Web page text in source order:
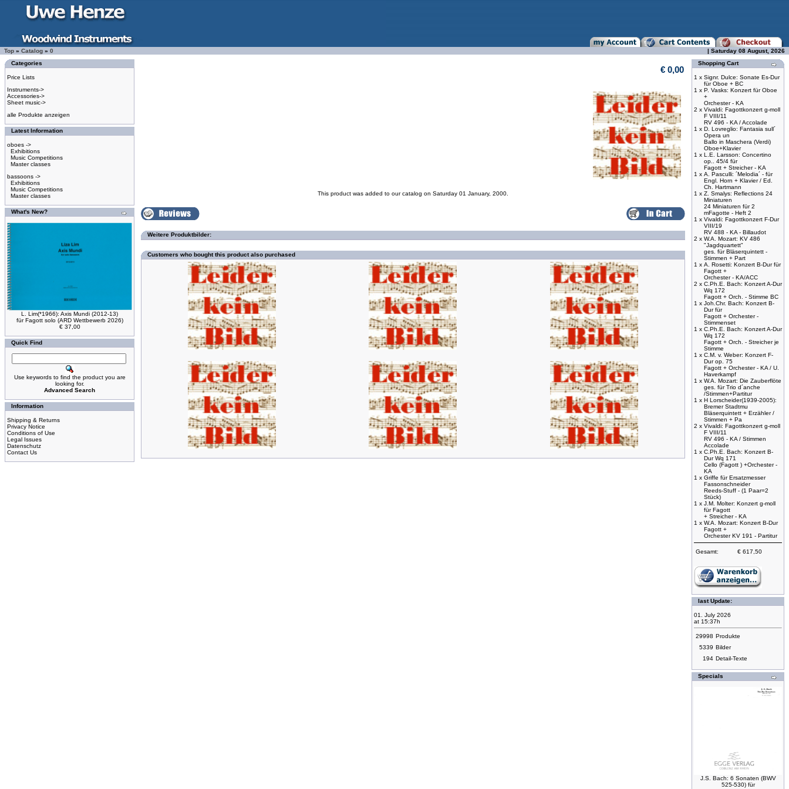
Top » Catalog » 0
| Saturday 08 August, 2026
Categories
Price Lists
Instruments->
Accessories->
Sheet music->
alle Produkte anzeigen
Latest Information
oboes ->
Exhibitions
Music Competitions
Master classes
bassoons ->
Exhibitions
Music Competitions
Master classes
What's New?
L. Lim(*1966): Axis Mundi (2012-13)
für Fagott solo (ARD Wettbewerb 2026)
€ 37,00
Quick Find
Use keywords to find the product you are
looking for.
Advanced Search
Information
Shipping & Returns
Privacy Notice
Conditions of Use
Legal Issues
Datenschutz
Contact Us
€ 0,00
This product was added to our catalog on Saturday 01 January, 2000.
Weitere Produktbilder:
Customers who bought this product also purchased
Shopping Cart
1 x Signr. Dulce: Sonate Es-Dur
für Oboe + BC
1 x P. Vasks: Konzert für Oboe
+
Orchester - KA
2 x Vivaldi: Fagottkonzert g-moll
F VIII/11
RV 496 - KA / Accolade
1 x D. Lovreglio: Fantasia sull´
Opera un
Ballo in Maschera (Verdi)
Oboe+Klavier
1 x L.E. Larsson: Concertino
op.. 45/4 für
Fagott + Streicher - KA
1 x A. Pasculli: ´Melodia´ - für
Engl. Horn + Klavier / Ed.
Ch. Hartmann
1 x Z. Smalys: Reflections 24
Miniaturen
24 Miniaturen für 2
mFagotte - Heft 2
1 x Vivaldi: Fagottkonzert F-Dur
VIII/19
RV 488 - KA - Billaudot
2 x W.A. Mozart: KV 486
"Jagdquartett"
ges. für Bläserquintett -
Stimmen + Part
1 x A. Rosetti: Konzert B-Dur für
Fagott +
Orchester - KA/ACC
2 x C.Ph.E. Bach: Konzert A-Dur
Wq 172
Fagott + Orch. - Stimme BC
1 x Joh.Chr. Bach: Konzert B-
Dur für
Fagott + Orchester -
Stimmenset
1 x C.Ph.E. Bach: Konzert A-Dur
Wq 172
Fagott + Orch. - Streicher je
Stimme
1 x C.M. v. Weber: Konzert F-
Dur op. 75
Fagott + Orchester - KA / U.
Haverkampf
1 x W.A. Mozart: Die Zauberflöte
ges. für Trio d´anche
/Stimmen+Partitur
1 x H Lorscheider(1939-2005):
Bremer Stadtmu
Bläserquintett + Erzähler /
Stimmen + Pa
2 x Vivaldi: Fagottkonzert g-moll
F VIII/11
RV 496 - KA / Stimmen
Accolade
1 x C.Ph.E. Bach: Konzert B-
Dur Wq 171
Cello (Fagott ) +Orchester -
KA
1 x Griffe für Ersatzmesser
Fassonschneider
Reeds-Stuff - (1 Paar=2
Stück)
1 x J.M. Molter: Konzert g-moll
für Fagott
+ Streicher - KA
1 x W.A. Mozart: Konzert B-Dur
Fagott +
Orchester KV 191 - Partitur
Gesamt: € 617,50
last Update:
01. July 2026
at 15:37h
29998 Produkte
5339 Bilder
194 Detail-Texte
Specials
J.S. Bach: 6 Sonaten (BWV
525-530) für